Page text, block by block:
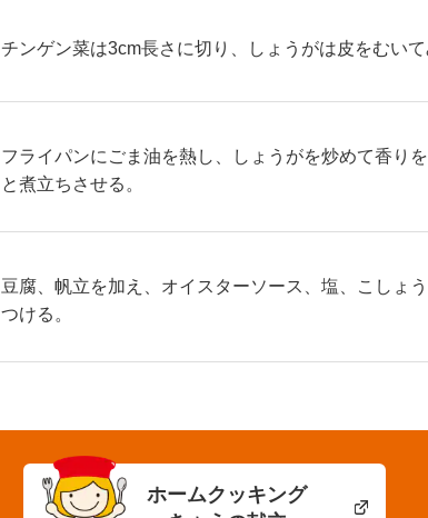
チンゲン菜は3cm長さに切り、しょうがは皮をむいて
フライパンにごま油を熱し、しょうがを炒めて香り
と煮立ちさせる。
豆腐、帆立を加え、オイスターソース、塩、こしょ
つける。
ホームクッキング